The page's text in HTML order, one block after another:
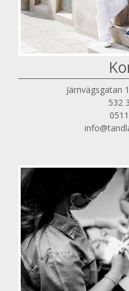
Järnvägsgatan
532